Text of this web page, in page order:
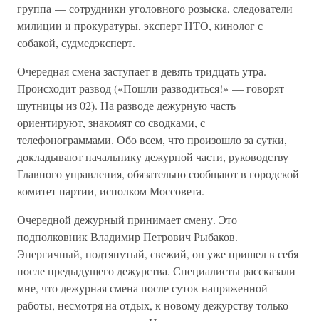
группа — сотрудники уголовного розыска, следователи
милиции и прокуратуры, эксперт НТО, кинолог с
собакой, судмедэксперт.
Очередная смена заступает в девять тридцать утра.
Происходит развод («Пошли разводиться!» — говорят
шутницы из 02). На разводе дежурную часть
ориентируют, знакомят со сводками, с
телефонограммами. Обо всем, что произошло за сутки,
докладывают начальнику дежурной части, руководству
Главного управления, обязательно сообщают в городской
комитет партии, исполком Моссовета.
Очередной дежурный принимает смену. Это
подполковник Владимир Петрович Рыбаков.
Энергичный, подтянутый, свежий, он уже пришел в себя
после предыдущего дежурства. Специалисты рассказали
мне, что дежурная смена после суток напряженной
работы, несмотря на отдых, к новому дежурству только-